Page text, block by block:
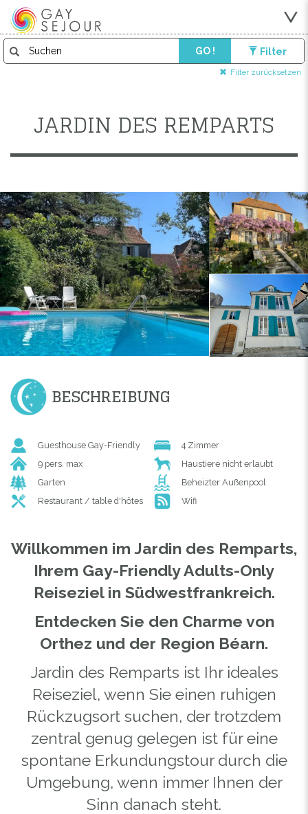
GO ! Filter
Filter zurücksetzen
JARDIN DES REMPARTS
BESCHREIBUNG
Guesthouse Gay-Friendly
4 Zimmer
9 pers. max
Haustiere nicht erlaubt
Garten
Beheizter Außenpool
Restaurant / table d'hôtes
Wifi
Willkommen im Jardin des Remparts,
Ihrem Gay-Friendly Adults-Only
Reiseziel in Südwestfrankreich.
Entdecken Sie den Charme von
Orthez und der Region Béarn.
Jardin des Remparts ist Ihr ideales
Reiseziel, wenn Sie einen ruhigen
Rückzugsort suchen, der trotzdem
zentral genug gelegen ist für eine
spontane Erkundungstour durch die
Umgebung, wenn immer Ihnen der
Sinn danach steht.